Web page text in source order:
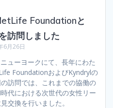
Foundationと
訪問しました
6月26日
ューヨークにて、長年にわた
FoundationおよびKyndrylの
訪問では、これまでの協働の
代における次世代の女性リー
交換を行いました。